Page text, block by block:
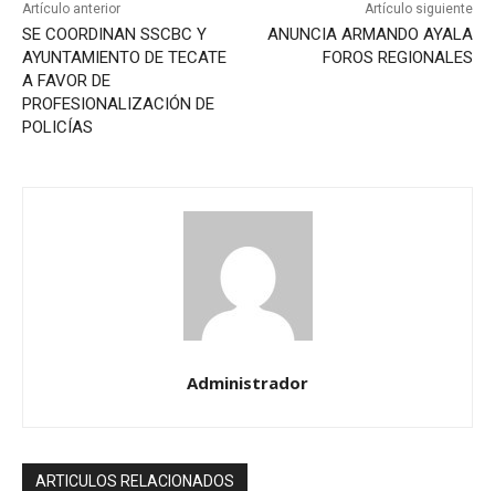
Artículo anterior
SE COORDINAN SSCBC Y
AYUNTAMIENTO DE TECATE
A FAVOR DE
PROFESIONALIZACIÓN DE
POLICÍAS
Artículo siguiente
ANUNCIA ARMANDO AYALA
FOROS REGIONALES
Administrador
ARTICULOS RELACIONADOS